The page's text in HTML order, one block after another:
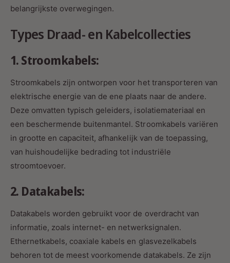
belangrijkste overwegingen.
Types Draad- en Kabelcollecties
1. Stroomkabels:
Stroomkabels zijn ontworpen voor het transporteren van
elektrische energie van de ene plaats naar de andere.
Deze omvatten typisch geleiders, isolatiemateriaal en
een beschermende buitenmantel. Stroomkabels variëren
in grootte en capaciteit, afhankelijk van de toepassing,
van huishoudelijke bedrading tot industriële
stroomtoevoer.
2. Datakabels:
Datakabels worden gebruikt voor de overdracht van
informatie, zoals internet- en netwerksignalen.
Ethernetkabels, coaxiale kabels en glasvezelkabels
behoren tot de meest voorkomende datakabels. Ze zijn